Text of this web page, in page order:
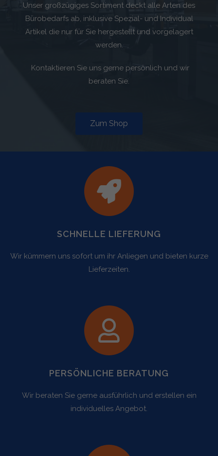
Unser großzügiges Sortiment deckt alle Arten des
Bürobedarfs ab, inklusive Spezial- und Individual
Artikel die nur für Sie hergestellt und vorgelagert
werden.
Kontaktieren Sie uns gerne persönlich und wir
beraten Sie.
Zum Shop
SCHNELLE LIEFERUNG
Wir kümmern uns sofort um ihr Anliegen und bieten kurze
Lieferzeiten.
PERSÖNLICHE BERATUNG
Wir beraten Sie gerne ausführlich und erstellen ein
individuelles Angebot.